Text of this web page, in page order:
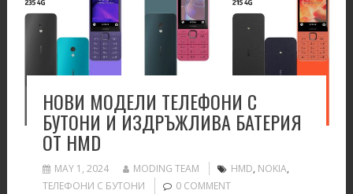
НОВИ МОДЕЛИ ТЕЛЕФОНИ С
БУТОНИ И ИЗДРЪЖЛИВА БАТЕРИЯ
ОТ HMD
MAY 1, 2024 MODING TEAM HMD, NOKIA,
ТЕЛЕФОНИ С БУТОНИ
0 COMMENT